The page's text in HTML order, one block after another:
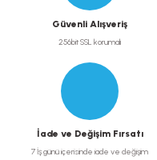
Güvenli Alışveriş
256bit SSL korumalı
İade ve Değişim Fırsatı
7 İş günü içerisinde iade ve değişim